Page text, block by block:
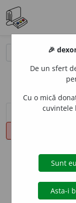
sinteza definițiilor
info
🎉
De un sfert
Cu o mică
cuvintele